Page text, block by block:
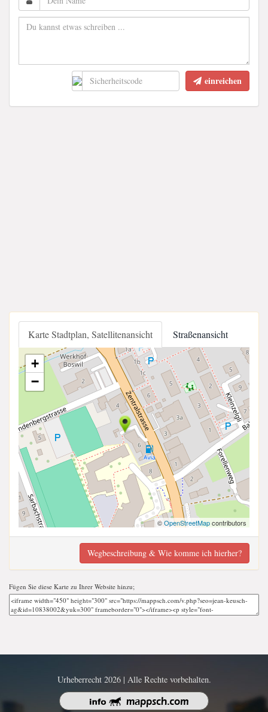
einreichen
Karte Stadtplan, Satellitenansicht Straßenansicht
+
−
©OpenStreetMapcontributors
Wegbeschreibung & Wie komme ich hierher?
Fügen Sie diese Karte zu Ihrer Website hinzu;
Urheberrecht 2026 | Alle Rechte vorbehalten.